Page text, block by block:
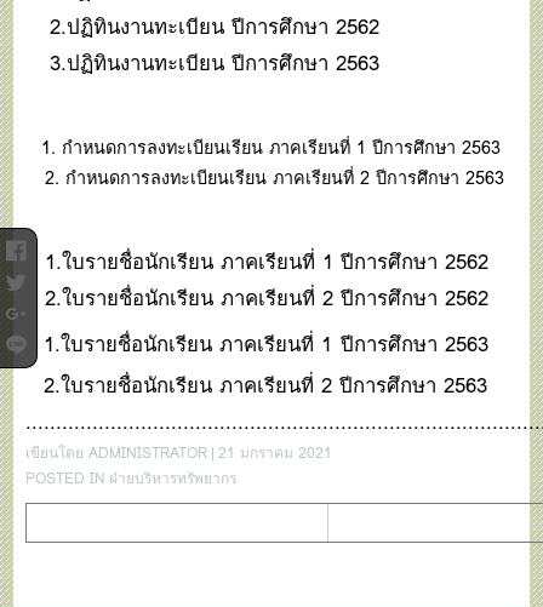
2.ปฏิทินงานทะเบียน ปีการศึกษา 2562
3.ปฏิทินงานทะเบียน ปีการศึกษา 2563
1. กำหนดการลงทะเบียนเรียน ภาคเรียนที่ 1 ปีการศึกษา 2563
2. กำหนดการลงทะเบียนเรียน ภาคเรียนที่ 2 ปีการศึกษา 2563
1.ใบรายชื่อนักเรียน ภาคเรียนที่ 1 ปีการศึกษา 2562
2.ใบรายชื่อนักเรียน ภาคเรียนที่ 2 ปีการศึกษา 2562
1.ใบรายชื่อนักเรียนภาคเรียนที่ 1 ปีการศึกษา 2563
2.ใบรายชื่อนักเรียน ภาคเรียนที่ 2 ปีการศึกษา 2563
เขียนโดย ADMINISTRATOR | 21 มกราคม 2021
POSTED IN ฝ่ายบริหารทรัพยากร